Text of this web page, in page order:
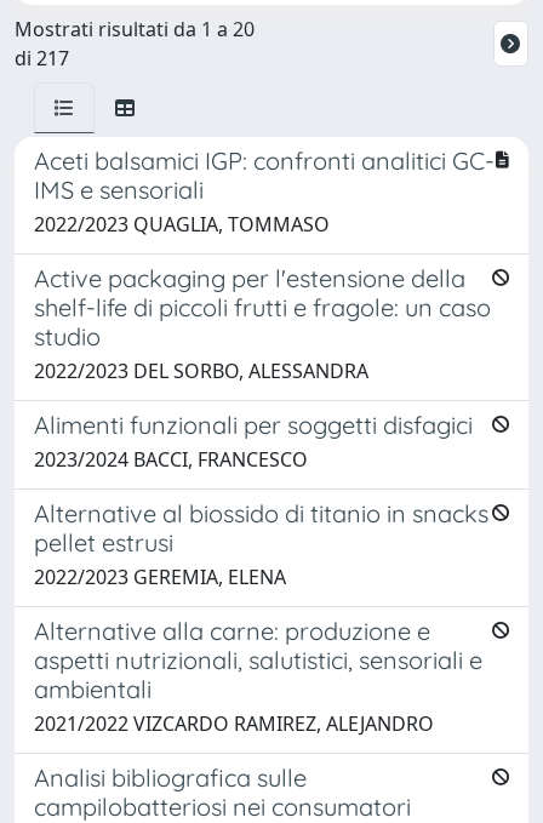
Mostrati risultati da 1 a 20
di 217
Aceti balsamici IGP: confronti analitici GC-
IMS e sensoriali
2022/2023 QUAGLIA, TOMMASO
Active packaging per l'estensione della
shelf-life di piccoli frutti e fragole: un caso
studio
2022/2023 DEL SORBO, ALESSANDRA
Alimenti funzionali per soggetti disfagici
2023/2024 BACCI, FRANCESCO
Alternative al biossido di titanio in snacks
pellet estrusi
2022/2023 GEREMIA, ELENA
Alternative alla carne: produzione e
aspetti nutrizionali, salutistici, sensoriali e
ambientali
2021/2022 VIZCARDO RAMIREZ, ALEJANDRO
Analisi bibliografica sulle
campilobatteriosi nei consumatori